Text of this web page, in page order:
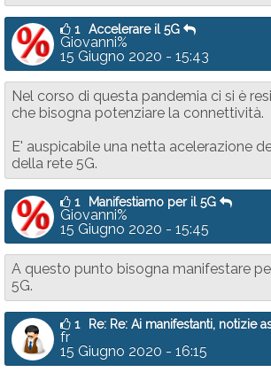
1 Accelerare il 5G
Giovanni%
15 Giugno 2020 - 15:43
Nel corso di questa pandemia ci si è
che bisogna potenziare la connettività.
E' auspicabile una netta acelerazione
della rete 5G.
1 Manifestiamo per il 5G
Giovanni%
15 Giugno 2020 - 15:45
A questo punto bisogna manifestare
5G.
1 Re: Re: Ai manifestanti, notizie
fr
15 Giugno 2020 - 16:15